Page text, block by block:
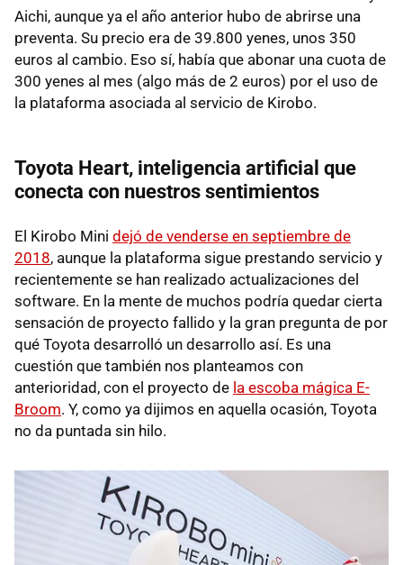
Aichi, aunque ya el año anterior hubo de abrirse una
preventa. Su precio era de 39.800 yenes, unos 350
euros al cambio. Eso sí, había que abonar una cuota de
300 yenes al mes (algo más de 2 euros) por el uso de
la plataforma asociada al servicio de Kirobo.
Toyota Heart, inteligencia artificial que
conecta con nuestros sentimientos
El Kirobo Mini dejó de venderse en septiembre de
2018, aunque la plataforma sigue prestando servicio y
recientemente se han realizado actualizaciones del
software. En la mente de muchos podría quedar cierta
sensación de proyecto fallido y la gran pregunta de por
qué Toyota desarrolló un desarrollo así. Es una
cuestión que también nos planteamos con
anterioridad, con el proyecto de la escoba mágica E-
Broom. Y, como ya dijimos en aquella ocasión, Toyota
no da puntada sin hilo.